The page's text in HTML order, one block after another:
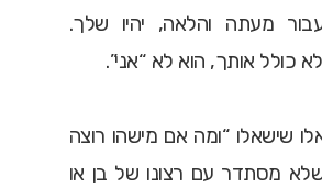
מעתה והלאה, יהיו שלך.
כולל אותך, הוא לא “אני”.
שישאלו “ומה אם מישהו רוצה
מסתדר עם רצונו של בן או